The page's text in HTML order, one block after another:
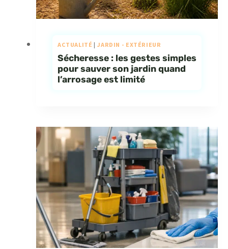
ACTUALITÉ | JARDIN - EXTÉRIEUR
Sécheresse : les gestes simples
pour sauver son jardin quand
l’arrosage est limité